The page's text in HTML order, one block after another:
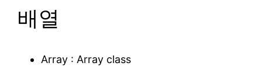
배열
Array : Array class